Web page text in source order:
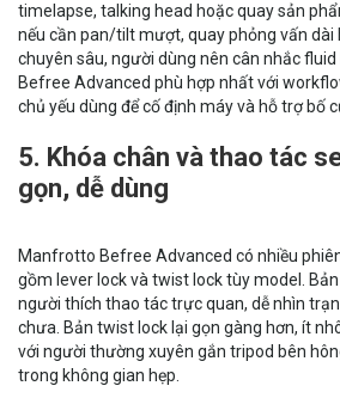
timelapse, talking head hoặc quay sản
nếu cần pan/tilt mượt, quay phỏng vấn dài
chuyên sâu, người dùng nên cân nhắc
Befree Advanced phù hợp nhất với
chủ yếu dùng để cố định máy và hỗ trợ bố
5. Khóa chân và thao tác
gọn, dễ dùng
Manfrotto Befree Advanced có nhiều
gồm lever lock và twist lock tùy model.
người thích thao tác trực quan, dễ nhìn
chưa. Bản twist lock lại gọn gàng hơn, ít
với người thường xuyên gắn tripod bên
trong không gian hẹp.